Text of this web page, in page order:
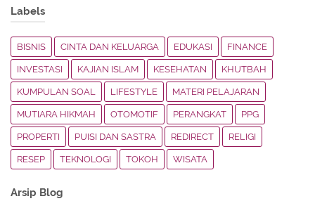
Labels
BISNIS CINTA DAN KELUARGA EDUKASI FINANCE
INVESTASI KAJIAN ISLAM KESEHATAN KHUTBAH
KUMPULAN SOAL LIFESTYLE MATERI PELAJARAN
MUTIARA HIKMAH OTOMOTIF PERANGKAT PPG
PROPERTI PUISI DAN SASTRA REDIRECT RELIGI
RESEP TEKNOLOGI TOKOH WISATA
Arsip Blog